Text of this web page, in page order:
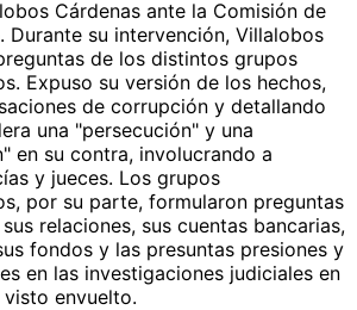
Cárdenas ante la Comisión de
Durante su intervención, Villalobos
de los distintos grupos
Expuso su versión de los hechos,
de corrupción y detallando
una "persecución" y una
en su contra, involucrando a
y jueces. Los grupos
por su parte, formularon preguntas
relaciones, sus cuentas bancarias,
fondos y las presuntas presiones y
en las investigaciones judiciales en
visto envuelto.